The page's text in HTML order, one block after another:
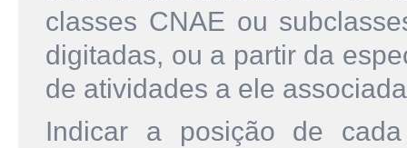
classes CNAE ou
digitadas, ou a partir da
de atividades a ele
Indicar a posição de